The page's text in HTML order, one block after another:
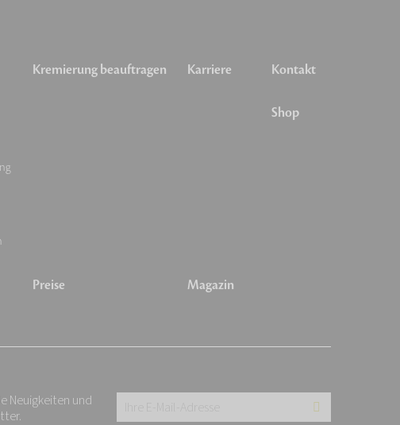
Kremierung beauftragen
Preise
Karriere
Magazin
Kontakt
Shop
Neuigkeiten und